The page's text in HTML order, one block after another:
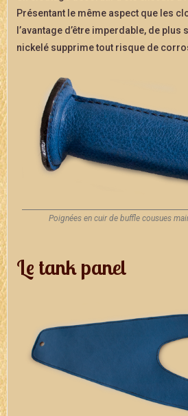
Présentant le même aspect que les
l’avantage d’être imperdable, de
nickelé supprime tout risque de
Poignées en cuir de buffle cousues
Le tank panel